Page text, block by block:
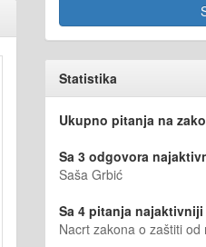
Statistika
Ukupno pitanja na
Sa 3 odgovora
Saša Grbić
Sa 4 pitanja
Nacrt zakona o zaštiti